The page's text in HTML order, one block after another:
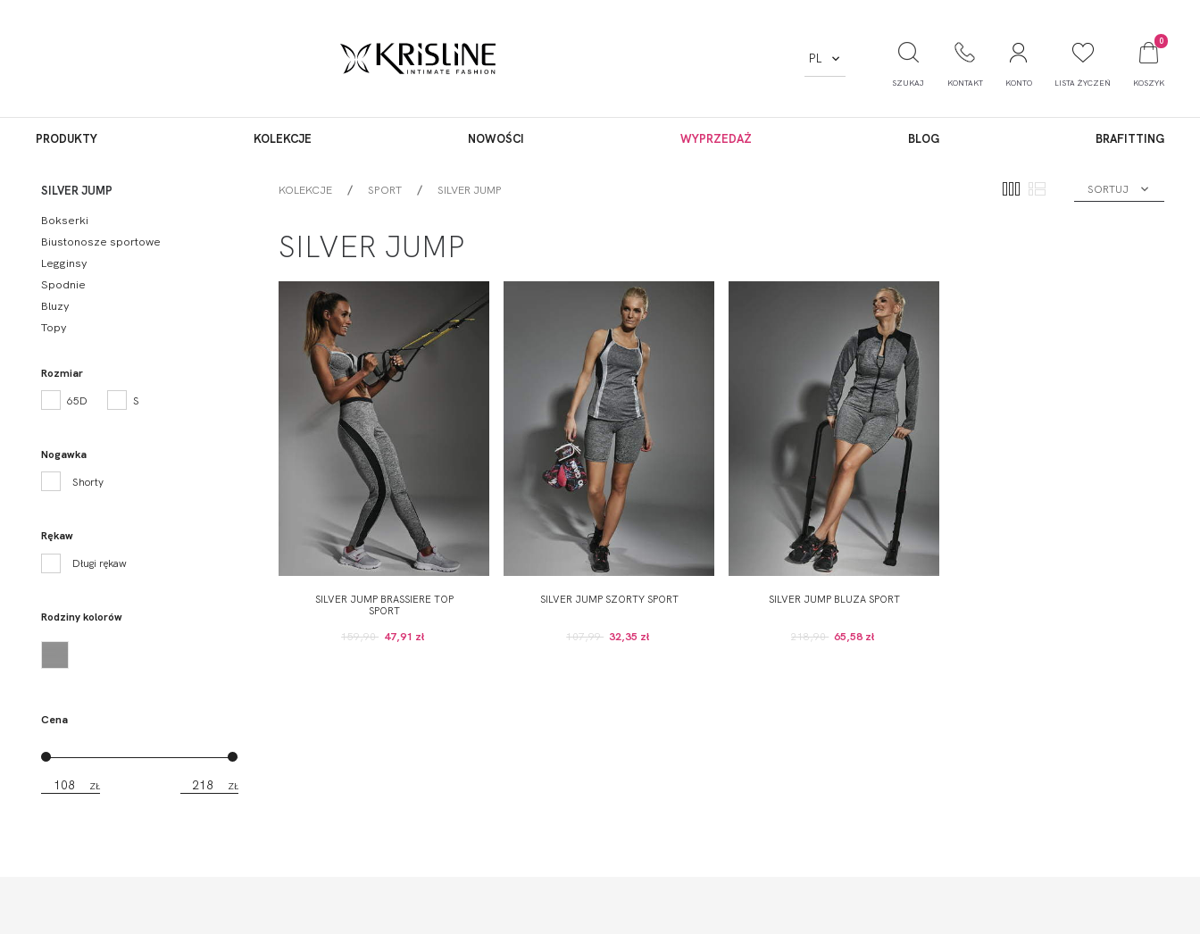
PL
SZUKAJ KONTAKT KONTO LISTA ŻYCZEŃ
0
KOSZYK
PRODUKTY KOLEKCJE NOWOŚCI WYPRZEDAŻ BLOG BRAFITTING
SILVER JUMP
Bokserki
Biustonosze sportowe
Legginsy
Spodnie
Bluzy
Topy
Rozmiar
65D S
Nogawka
Shorty
Rękaw
Długi rękaw
Rodziny kolorów
Cena
ZŁ ZŁ
KOLEKCJE SPORT SILVER JUMP SORTUJ
SILVER JUMP
SILVER JUMP BRASSIERE TOP
SPORT
159,90 47,91 zł
SILVER JUMP SZORTY SPORT
107,99 32,35 zł
SILVER JUMP BLUZA SPORT
218,90 65,58 zł